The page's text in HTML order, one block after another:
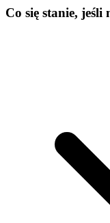
Co się stanie, jeśli